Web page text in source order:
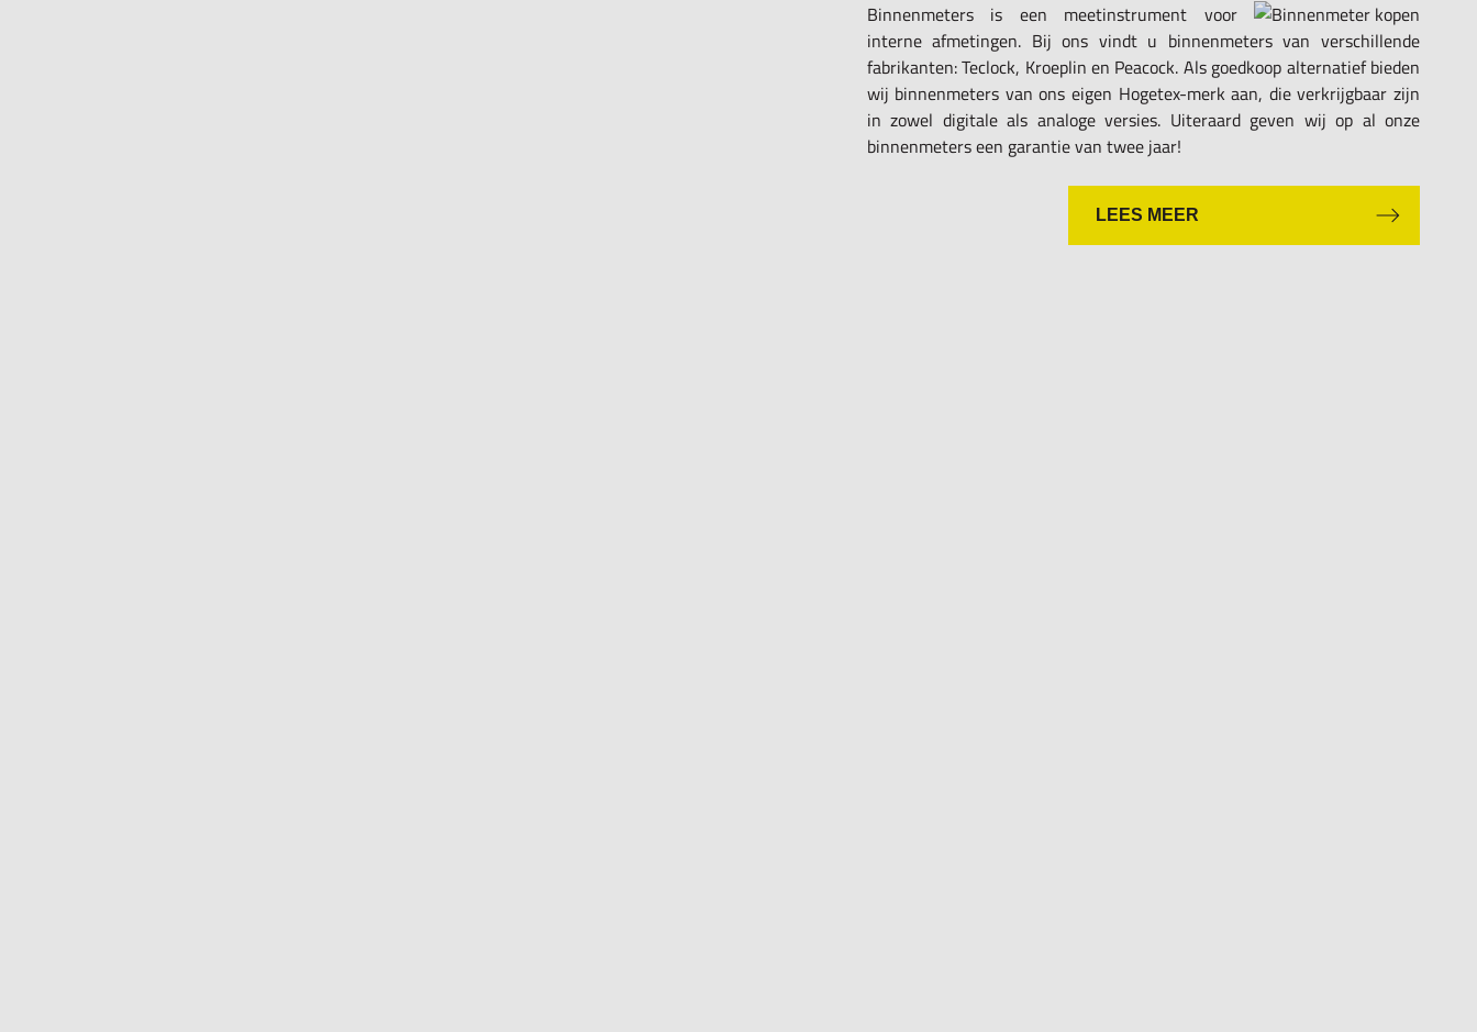
Binnenmeters is een meetinstrument voor
interne afmetingen. Bij ons vindt u binnenmeters van verschillende
fabrikanten: Teclock, Kroeplin en Peacock. Als goedkoop alternatief bieden
wij binnenmeters van ons eigen Hogetex-merk aan, die verkrijgbaar zijn
in zowel digitale als analoge versies. Uiteraard geven wij op al onze
binnenmeters een garantie van twee jaar!
LEES MEER